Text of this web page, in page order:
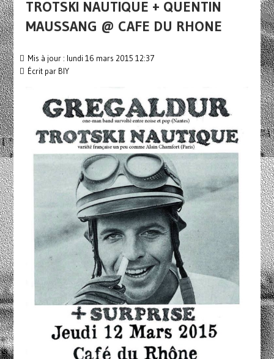
TROTSKI NAUTIQUE + QUENTIN
MAUSSANG @ CAFE DU RHONE
Mis à jour : lundi 16 mars 2015 12:37
Écrit par BIY